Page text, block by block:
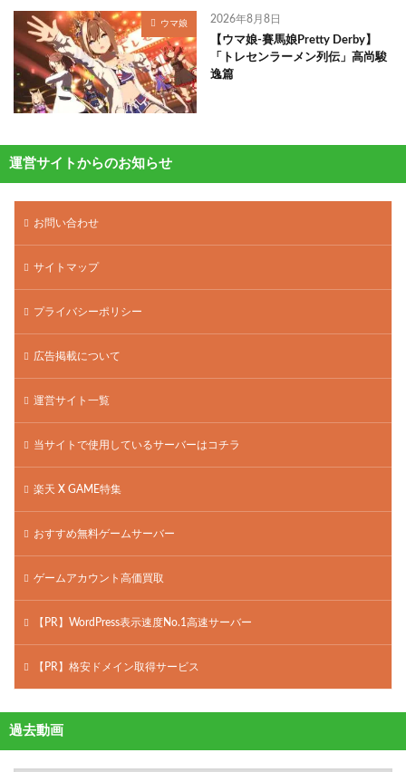
ウマ娘 2026年8月8日
【ウマ娘-賽馬娘Pretty Derby】
「トレセンラーメン列伝」高尚駿
逸篇
運営サイトからのお知らせ
お問い合わせ
サイトマップ
プライバシーポリシー
広告掲載について
運営サイト一覧
当サイトで使用しているサーバーはコチラ
楽天 X GAME特集
おすすめ無料ゲームサーバー
ゲームアカウント高価買取
【PR】WordPress表示速度No.1高速サーバー
【PR】格安ドメイン取得サービス
過去動画